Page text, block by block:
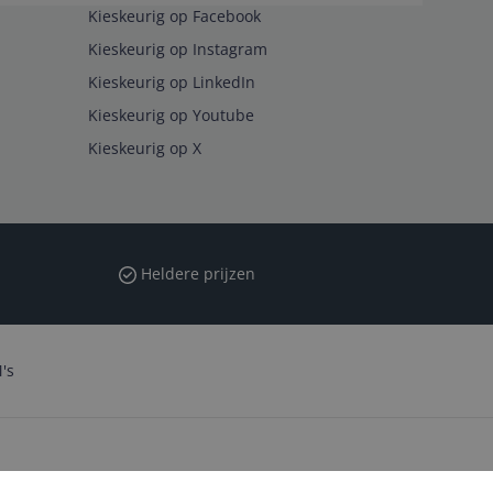
Kieskeurig op Facebook
Kieskeurig op Instagram
Kieskeurig op LinkedIn
Kieskeurig op Youtube
Kieskeurig op X
Heldere prijzen